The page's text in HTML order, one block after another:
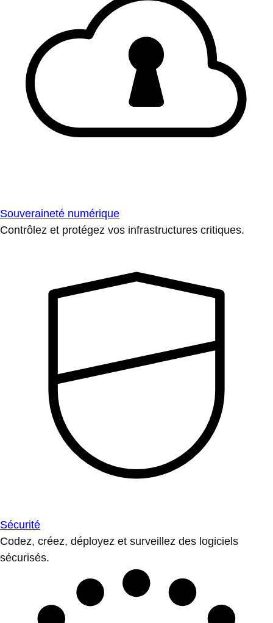
Souveraineté numérique
Contrôlez et protégez vos infrastructures critiques.
Sécurité
Codez, créez, déployez et surveillez des logiciels
sécurisés.